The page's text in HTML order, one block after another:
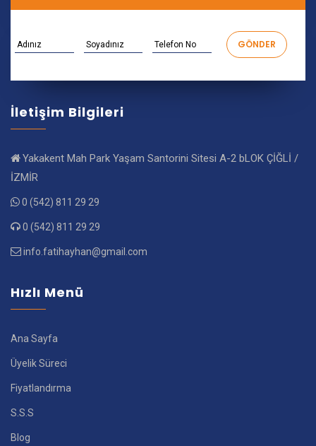
İletişim Bilgileri
Yakakent Mah Park Yaşam Santorini Sitesi A-2 bLOK ÇİĞLİ /
İZMİR
0 (542) 811 29 29
0 (542) 811 29 29
info.fatihayhan@gmail.com
Hızlı Menü
Ana Sayfa
Üyelik Süreci
Fiyatlandırma
S.S.S
Blog